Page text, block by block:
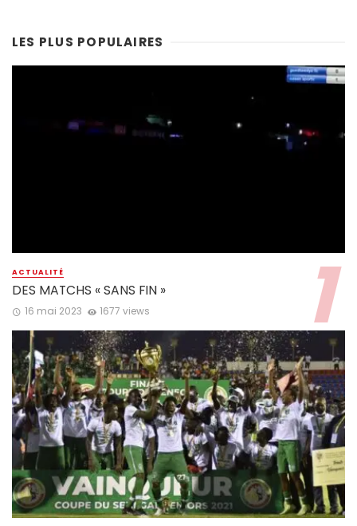
LES PLUS POPULAIRES
ACTUALITÉ
DES MATCHS « SANS FIN »
16 mai 2023 1677 views